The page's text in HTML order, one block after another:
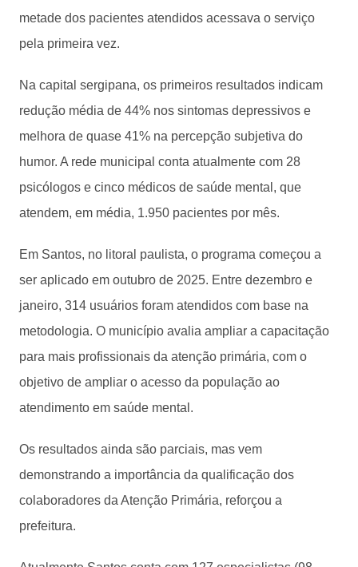
metade dos pacientes atendidos acessava o serviço
pela primeira vez.
Na capital sergipana, os primeiros resultados indicam
redução média de 44% nos sintomas depressivos e
melhora de quase 41% na percepção subjetiva do
humor. A rede municipal conta atualmente com 28
psicólogos e cinco médicos de saúde mental, que
atendem, em média, 1.950 pacientes por mês.
Em Santos, no litoral paulista, o programa começou a
ser aplicado em outubro de 2025. Entre dezembro e
janeiro, 314 usuários foram atendidos com base na
metodologia. O município avalia ampliar a capacitação
para mais profissionais da atenção primária, com o
objetivo de ampliar o acesso da população ao
atendimento em saúde mental.
Os resultados ainda são parciais, mas vem
demonstrando a importância da qualificação dos
colaboradores da Atenção Primária, reforçou a
prefeitura.